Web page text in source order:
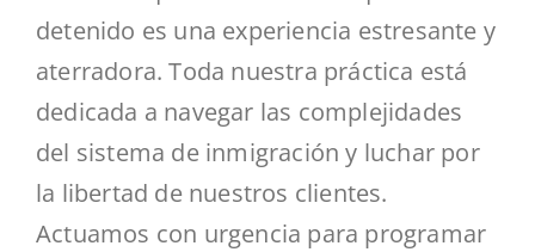
detenido es una experiencia estresante y
aterradora. Toda nuestra práctica está
dedicada a navegar las complejidades
del sistema de inmigración y luchar por
la libertad de nuestros clientes.
Actuamos con urgencia para programar